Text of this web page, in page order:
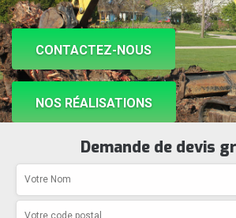
CONTACTEZ-NOUS
NOS RÉALISATIONS
Demande de devis